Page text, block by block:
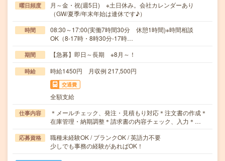
曜日頻度
月～金・祝(週5日) ※土日休み。会社カレンダーあり
（GW/夏季/年末年始は連休です♪）
時間
08:30～17:00(実働7時間30分 休憩1時間)※時間相談
OK（8-17時・8時30分-17時…
期間 【急募】即日～長期 ※8月～！
時給 時給1450円 月収例 217,500円
交通費
全額支給
仕事内容
＊メールチェック、発注・見積もり対応＊注文書の作成＊
在庫管理・納期調整＊請求書の内容チェック、入力＊…
応募資格
職種未経験OK / ブランクOK / 英語力不要
少しでも事務の経験があればOK！